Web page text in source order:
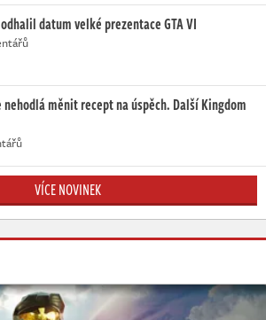
datum velké prezentace GTA VI
nehodlá měnit recept na úspěch. Další Kingdom
VÍCE NOVINEK